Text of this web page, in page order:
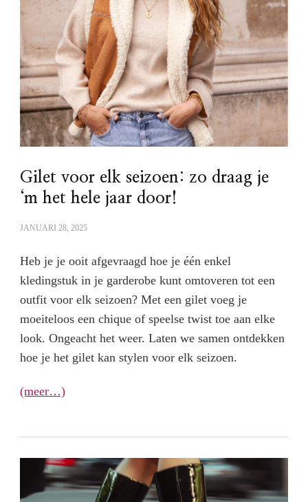
Gilet voor elk seizoen: zo draag je
‘m het hele jaar door!
JANUARI 28, 2025
Heb je je ooit afgevraagd hoe je één enkel
kledingstuk in je garderobe kunt omtoveren tot een
outfit voor elk seizoen? Met een gilet voeg je
moeiteloos een chique of speelse twist toe aan elke
look. Ongeacht het weer. Laten we samen ontdekken
hoe je het gilet kan stylen voor elk seizoen.
(meer…)